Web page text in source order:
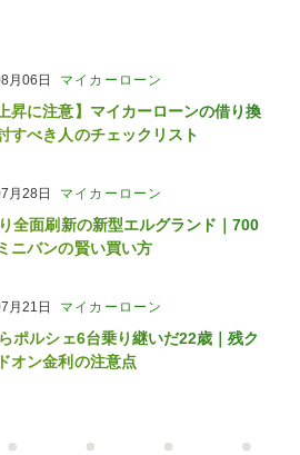
月06日 マイカーローン
昇に注意】マイカーローンの借り換
すべき人のチェックリスト
月28日 マイカーローン
全面刷新の新型エルグランド｜700
ニバンの賢い買い方
月21日 マイカーローン
ポルシェ6台乗り継いだ22歳｜残ク
オン金利の注意点